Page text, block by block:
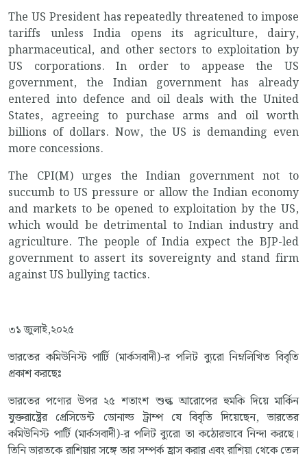
The US President has repeatedly threatened to impose
tariffs unless India opens its agriculture, dairy,
pharmaceutical, and other sectors to exploitation by
US corporations. In order to appease the US
government, the Indian government has already
entered into defence and oil deals with the United
States, agreeing to purchase arms and oil worth
billions of dollars. Now, the US is demanding even
more concessions.
The CPI(M) urges the Indian government not to
succumb to US pressure or allow the Indian economy
and markets to be opened to exploitation by the US,
which would be detrimental to Indian industry and
agriculture. The people of India expect the BJP-led
government to assert its sovereignty and stand firm
against US bullying tactics.
৩১ জুলাই,২০২৫
ভারতের কমিউনিস্ট পার্টি (মার্কসবাদী)-র পলিট ব্যুরো নিম্নলিখিত বিবৃতি
প্রকাশ করছেঃ
ভারতের পণ্যের উপর ২৫ শতাংশ শুল্ক আরোপের হুমকি দিয়ে মার্কিন
যুক্তরাষ্ট্রের প্রেসিডেন্ট ডোনাল্ড ট্রাম্প যে বিবৃতি দিয়েছেন, ভারতের
কমিউনিস্ট পার্টি (মার্কসবাদী)-র পলিট ব্যুরো তা কঠোরভাবে নিন্দা করছে।
তিনি ভারতকে রাশিয়ার সঙ্গে তার সম্পর্ক হ্রাস করার এবং রাশিয়া থেকে তেল